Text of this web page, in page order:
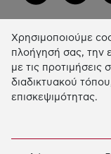
Η Δράση
ΕΚΠΑIΔΕΥΣΗ
ΚΑΙΝΟΤΟΜΙΑ
Χρησιμοποιούμε
πλοήγησή σας, την
με τις
διαδικτυακού
επισκεψιμότητας.